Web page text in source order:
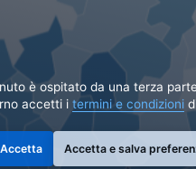
è ospitato da una terza
accetti i termini e condizioni
Accetta Accetta e salva